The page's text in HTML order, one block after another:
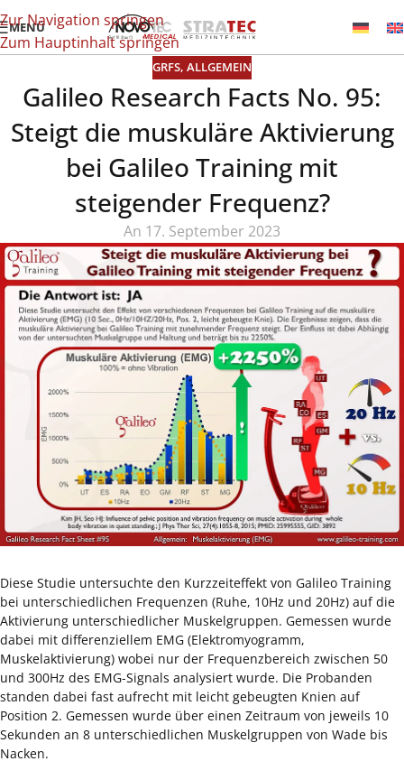
Zur Navigation springen
Zum Hauptinhalt springen
MENÜ
GRFS, ALLGEMEIN
Galileo Research Facts No. 95:
Steigt die muskuläre Aktivierung
bei Galileo Training mit
steigender Frequenz?
An 17. September 2023
Diese Studie untersuchte den Kurzzeiteffekt von Galileo Training
bei unterschiedlichen Frequenzen (Ruhe, 10Hz und 20Hz) auf die
Aktivierung unterschiedlicher Muskelgruppen. Gemessen wurde
dabei mit differenziellem EMG (Elektromyogramm,
Muskelaktivierung) wobei nur der Frequenzbereich zwischen 50
und 300Hz des EMG-Signals analysiert wurde. Die Probanden
standen dabei fast aufrecht mit leicht gebeugten Knien auf
Position 2. Gemessen wurde über einen Zeitraum von jeweils 10
Sekunden an 8 unterschiedlichen Muskelgruppen von Wade bis
Nacken.